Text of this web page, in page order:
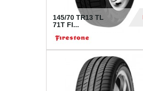
145/70 TR13 TL
71T FI...